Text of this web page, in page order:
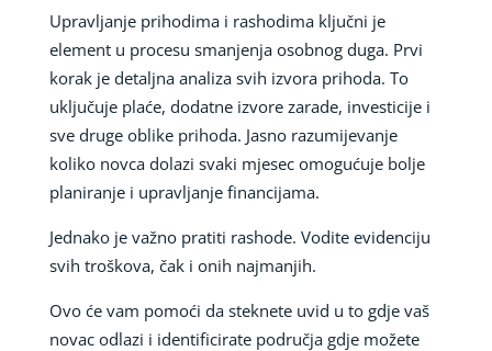
Upravljanje prihodima i rashodima ključni je
element u procesu smanjenja osobnog duga. Prvi
korak je detaljna analiza svih izvora prihoda. To
uključuje plaće, dodatne izvore zarade, investicije i
sve druge oblike prihoda. Jasno razumijevanje
koliko novca dolazi svaki mjesec omogućuje bolje
planiranje i upravljanje financijama.
Jednako je važno pratiti rashode. Vodite evidenciju
svih troškova, čak i onih najmanjih.
Ovo će vam pomoći da steknete uvid u to gdje vaš
novac odlazi i identificirate područja gdje možete